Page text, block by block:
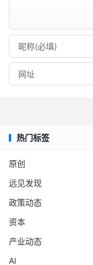
热门标签
原创
远见发现
政策动态
资本
产业动态
AI